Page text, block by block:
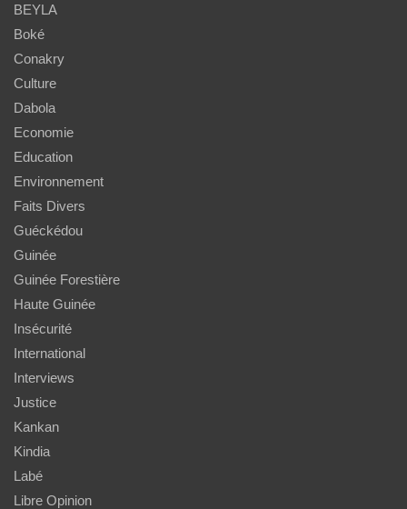
BEYLA
Boké
Conakry
Culture
Dabola
Economie
Education
Environnement
Faits Divers
Guéckédou
Guinée
Guinée Forestière
Haute Guinée
Insécurité
International
Interviews
Justice
Kankan
Kindia
Labé
Libre Opinion